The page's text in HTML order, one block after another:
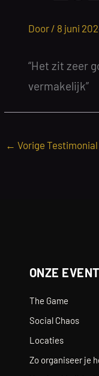
Door / 8 juni
“Het zit zeer
vermakelijk”
← Vorige Testimonial
ONZE
The Game
Social Chaos
Locaties
Zo organiseer je